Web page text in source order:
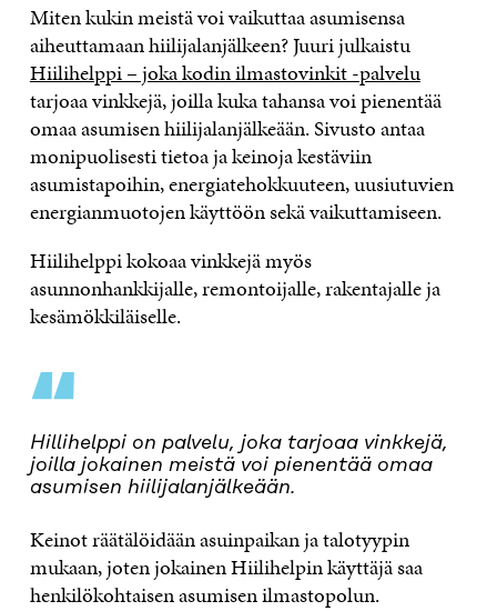
Miten kukin meistä voi vaikuttaa asumisensa
aiheuttamaan hiilijalanjälkeen? Juuri julkaistu
Hiilihelppi – joka kodin ilmastovinkit -palvelu
tarjoaa vinkkejä, joilla kuka tahansa voi pienentää
omaa asumisen hiilijalanjälkeään. Sivusto antaa
monipuolisesti tietoa ja keinoja kestäviin
asumistapoihin, energiatehokkuuteen, uusiutuvien
energianmuotojen käyttöön sekä vaikuttamiseen.
Hiilihelppi kokoaa vinkkejä myös
asunnonhankkijalle, remontoijalle, rakentajalle ja
kesämökkiläiselle.
“
Hillihelppi on palvelu, joka tarjoaa vinkkejä,
joilla jokainen meistä voi pienentää omaa
asumisen hiilijalanjälkeään.
Keinot räätälöidään asuinpaikan ja talotyypin
mukaan, joten jokainen Hiilihelpin käyttäjä saa
henkilökohtaisen asumisen ilmastopolun.